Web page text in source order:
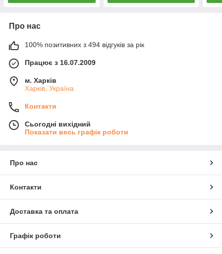
Про нас
100% позитивних з 494 відгуків за рік
Працює з 16.07.2009
м. Харків
Харків, Україна
Контакти
Сьогодні вихідний
Показати весь графік роботи
Про нас
Контакти
Доставка та оплата
Графік роботи